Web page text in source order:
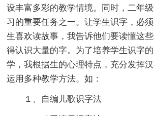
设丰富多彩的教学情境。同时，二年
习的重要任务之一。让学生识字，必
生喜欢读故事，我告诉他们要读懂这
得认识大量的字。为了培养学生识字
学，我根据生的心理特点，充分发挥汉
运用多种教学方法。如：
１、自编儿歌识字法